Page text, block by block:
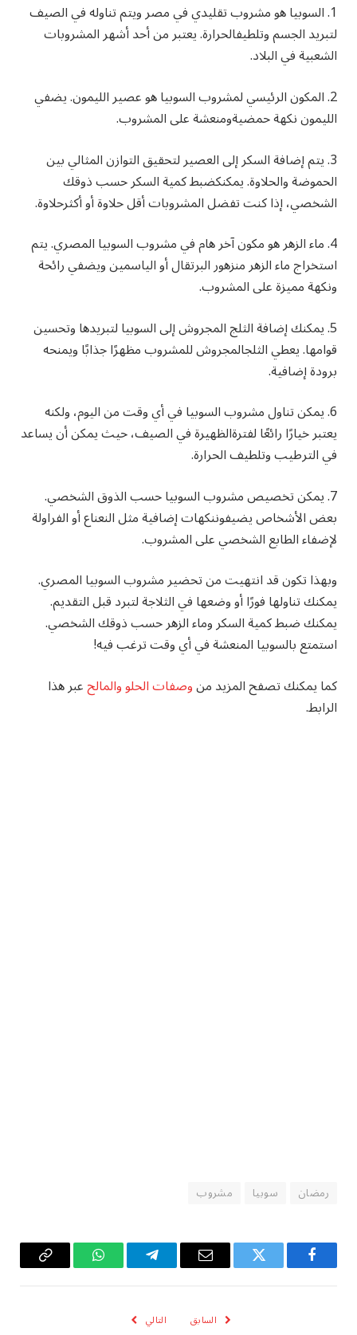
1. السوبياهومشروبتقليديفيمصرويتمتناولهفيالصيف
لتبريدالجسموتلطيفالحرارة.يعتبرمنأحدأشهرالمشروبات
الشعبيةفيالبلاد.
2. المكونالرئيسيلمشروبالسوبياهوعصيرالليمون.يضفي
الليموننكهةحمضيةومنعشةعلىالمشروب.
3. يتمإضافةالسكرإلىالعصيرلتحقيقالتوازنالمثاليبين
الحموضةوالحلاوة.يمكنكضبطكميةالسكرحسبذوقك
الشخصي،إذاكنتتفضلالمشروباتأقلحلاوةأوأكثرحلاوة.
4. ماءالزهرهومكونآخرهامفيمشروبالسوبياالمصري.يتم
استخراجماءالزهرمنزهورالبرتقالأوالياسمينويضفيرائحة
ونكهةمميزةعلىالمشروب.
5. يمكنكإضافةالثلجالمجروشإلىالسوبيالتبريدهاوتحسين
قوامها.يعطيالثلجالمجروشللمشروبمظهرًاجذابًاويمنحه
برودةإضافية.
6. يمكنتناولمشروبالسوبيافيأيوقتمناليوم،ولكنه
يعتبرخيارًارائعًالفترةالظهيرةفيالصيف،حيثيمكنأنيساعد
فيالترطيبوتلطيفالحرارة.
7. يمكنتخصيصمشروبالسوبياحسبالذوقالشخصي.
بعضالأشخاصيضيفوننكهاتإضافيةمثلالنعناعأوالفراولة
لإضفاءالطابعالشخصيعلىالمشروب.
وبهذا تكون قد انتهيت من تحضير مشروب السوبيا المصري.
يمكنك تناولها فورًا أو وضعها في الثلاجة لتبرد قبل التقديم.
يمكنك ضبط كمية السكر وماء الزهر حسب ذوقك الشخصي.
استمتع بالسوبيا المنعشة في أي وقت ترغب فيه!
كما يمكنك تصفح المزيد منوصفات الحلو والمالحعبر هذا
الرابط.
رمضان سوبيا مشروب
فيسبوك تويتر
البريد
تيلقرام واتساب Copy
السابق التالي